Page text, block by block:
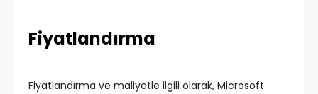
Fiyatlandırma
Fiyatlandırma ve maliyetle ilgili olarak, Microsoft